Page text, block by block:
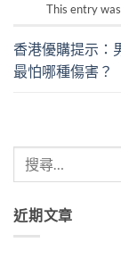
This entry
香港優購提示：
最怕哪種傷害？
近期文章